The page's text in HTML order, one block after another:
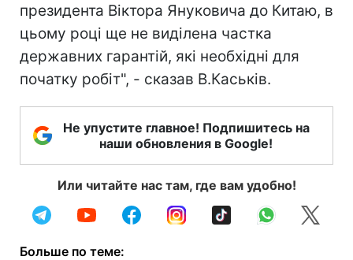
президента Віктора Януковича до Китаю, в
цьому році ще не виділена частка
державних гарантій, які необхідні для
початку робіт", - сказав В.Каськів.
Не упустите главное! Подпишитесь на
наши обновления в Google!
Или читайте нас там, где вам удобно!
Больше по теме: